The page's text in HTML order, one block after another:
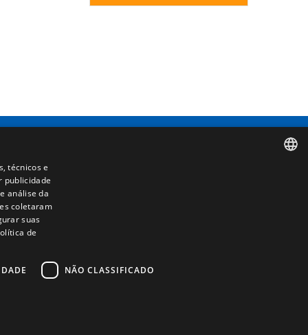
50620 - Casetas (Zaragoza) SPAIN
técnicos e
publicidade
análise da
coletaram
suas
de
NÃO CLASSIFICADO